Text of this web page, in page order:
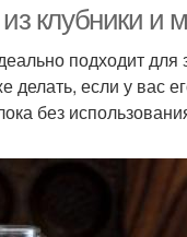
клубники и
подходит
делать, если у вас
без